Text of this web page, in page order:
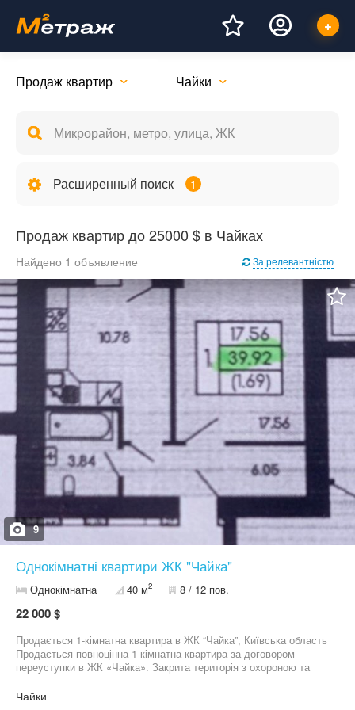
Продаж квартир Чайки
Расширенный поиск 1
Продаж квартир до 25000 $ в Чайках
Найдено 1 объявление За релевантністю
9
Однокімнатні квартири ЖК "Чайка"
Однокімнатна 40 м2 8 / 12 пов.
22 000 $
Продається 1-кімнатна квартира в ЖК “Чайка”, Київська область
Продається повноцінна 1-кімнатна квартира за договором
переуступки в ЖК «Чайка». Закрита територія з охороною та
дитячі майданчики. Зручна транспортна розв’язка — декілька
Чайки